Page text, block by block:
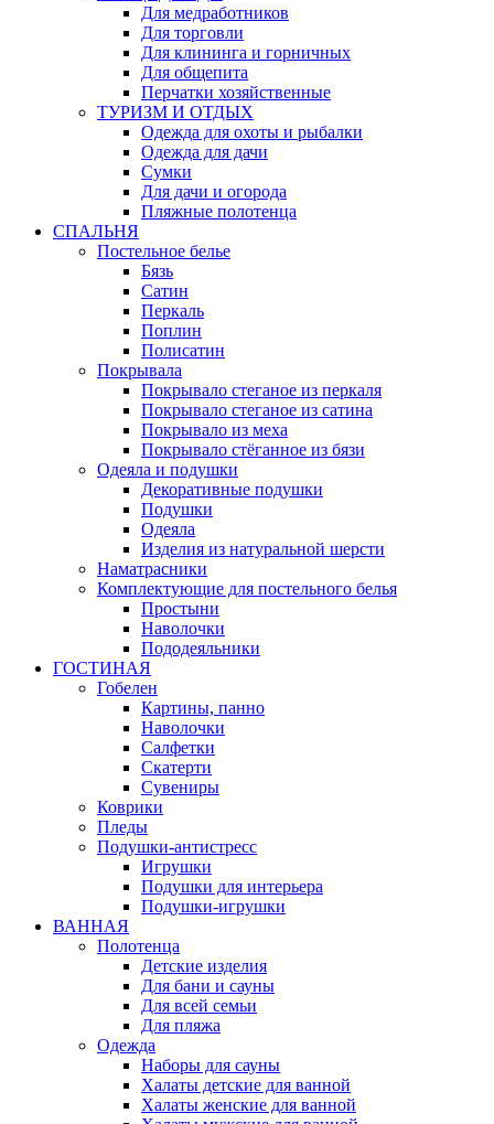
Для медработников
Для торговли
Для клининга и горничных
Для общепита
Перчатки хозяйственные
ТУРИЗМ И ОТДЫХ
Одежда для охоты и рыбалки
Одежда для дачи
Сумки
Для дачи и огорода
Пляжные полотенца
СПАЛЬНЯ
Постельное белье
Бязь
Сатин
Перкаль
Поплин
Полисатин
Покрывала
Покрывало стеганое из перкаля
Покрывало стеганое из сатина
Покрывало из меха
Покрывало стёганное из бязи
Одеяла и подушки
Декоративные подушки
Подушки
Одеяла
Изделия из натуральной шерсти
Наматраcники
Комплектующие для постельного белья
Простыни
Наволочки
Пододеяльники
ГОСТИНАЯ
Гобелен
Картины, панно
Наволочки
Салфетки
Скатерти
Сувениры
Коврики
Пледы
Подушки-антистресс
Игрушки
Подушки для интерьера
Подушки-игрушки
ВАННАЯ
Полотенца
Детские изделия
Для бани и сауны
Для всей семьи
Для пляжа
Одежда
Наборы для сауны
Халаты детские для ванной
Халаты женские для ванной